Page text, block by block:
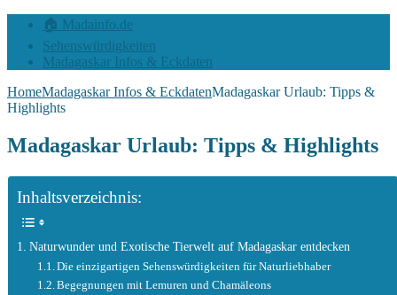
🏠 Madainfo.de
Sehenswürdigkeiten
Madagaskar Infos & Eckdaten
HomeMadagaskar Infos & EckdatenMadagaskar Urlaub: Tipps &
Highlights
Madagaskar Urlaub: Tipps & Highlights
Inhaltsverzeichnis:
Naturwunder und Exotische Tierwelt auf Madagaskar entdecken
Die einzigartigen Sehenswürdigkeiten für Naturliebhaber
Begegnungen mit Lemuren und Chamäleons